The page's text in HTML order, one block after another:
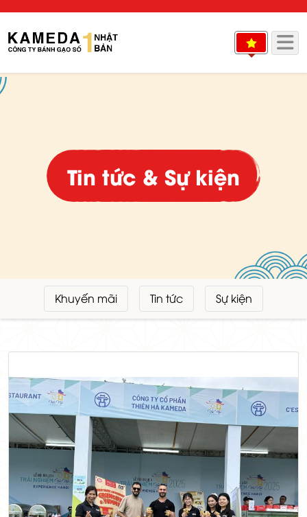
Tin tức & Sự kiện
Khuyến mãi Tin tức Sự kiện